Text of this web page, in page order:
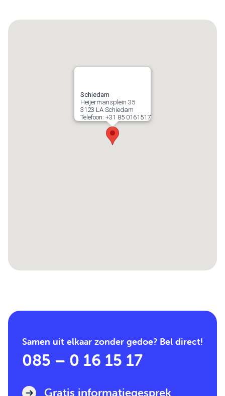
Schiedam
Heijermansplein 35
3123 LA Schiedam
Telefoon: +31 85 0161517
Samen uit elkaar zonder gedoe? Bel direct!
085 – 0 16 15 17
Gratis informatiegesprek